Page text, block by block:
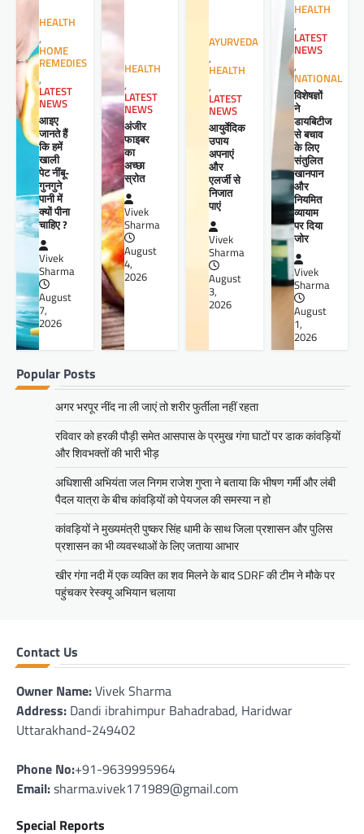
HEALTH
,
HOME
REMEDIES
,
LATEST
NEWS
आइए
जानते हैं
कि हमें
खाली
पेट नींबू-
गुनगुने
पानी में
क्यों पीना
चाहिए ?
Vivek
Sharma
August
7,
2026
HEALTH
,
LATEST
NEWS
अंजीर
फाइबर
का
अच्छा
स्रोत
Vivek
Sharma
August
4,
2026
AYURVEDA
,
HEALTH
,
LATEST
NEWS
आयुर्वेदिक
उपाय
अपनाएं
और
एलर्जी से
निजात
पाएं
Vivek
Sharma
August
3,
2026
HEALTH
,
LATEST
NEWS
,
NATIONAL
विशेषज्ञों
ने
डायबिटीज
से बचाव
के लिए
संतुलित
खानपान
और
नियमित
व्यायाम
पर दिया
जोर
Vivek
Sharma
August
1,
2026
Popular Posts
अगर भरपूर नींद ना ली जाएं तो शरीर फुर्तीला नहीं रहता
रविवार को हरकी पौड़ी समेत आसपास के प्रमुख गंगा घाटों पर डाक कांवड़ियों
और शिवभक्तों की भारी भीड़
अधिशासी अभियंता जल निगम राजेश गुप्ता ने बताया कि भीषण गर्मी और लंबी
पैदल यात्रा के बीच कांवड़ियों को पेयजल की समस्या न हो
कांवड़ियों ने मुख्यमंत्री पुष्कर सिंह धामी के साथ जिला प्रशासन और पुलिस
प्रशासन का भी व्यवस्थाओं के लिए जताया आभार
खीर गंगा नदी में एक व्यक्ति का शव मिलने के बाद SDRF की टीम ने मौके पर
पहुंचकर रेस्क्यू अभियान चलाया
Contact Us
Owner Name:Vivek Sharma
Address: Dandi ibrahimpur Bahadrabad, Haridwar
Uttarakhand-249402
Phone No:+91-9639995964
Email:sharma.vivek171989@gmail.com
Special Reports